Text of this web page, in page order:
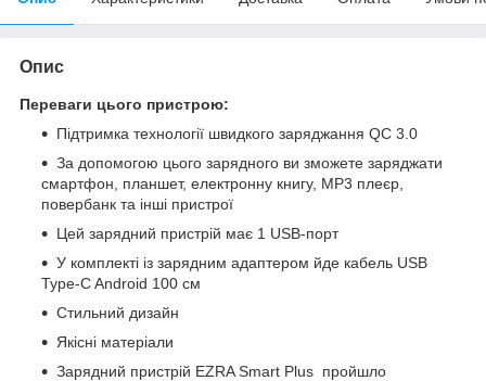
Опис
Переваги цього пристрою:
Підтримка технології швидкого заряджання QC 3.0
За допомогою цього зарядного ви зможете заряджати
смартфон, планшет, електронну книгу, MP3 плеєр,
повербанк та інші пристрої
Цей зарядний пристрій має 1 USB-порт
У комплекті із зарядним адаптером йде кабель USB
Type-C Android 100 см
Стильний дизайн
Якісні матеріали
Зарядний пристрій EZRA Smart Plus пройшло